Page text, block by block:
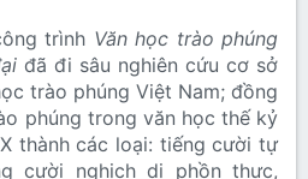
trình Văn học trào phúng
đã đi sâu nghiên cứu cơ sở
trào phúng Việt Nam; đồng
phúng trong văn học thế kỷ
thành các loại: tiếng cười tự
cười nghịch dị phồn thực,